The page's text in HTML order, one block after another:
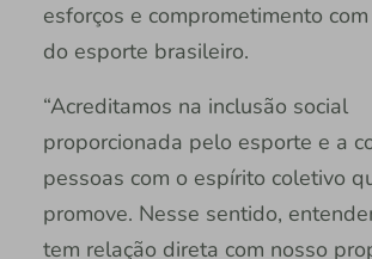
esforços e comprometimento
do esporte brasileiro.
“Acreditamos na inclusão social
proporcionada pelo esporte e a
pessoas com o espírito coletivo
promove. Nesse sentido,
tem relação direta com nosso